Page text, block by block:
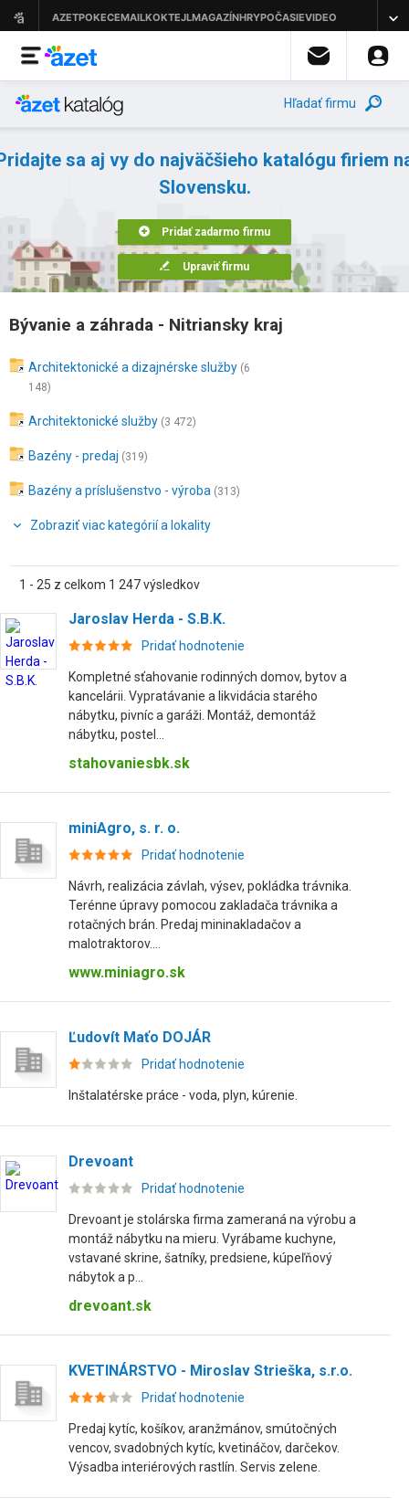
Hľadať firmu
sa aj vy do najväčšieho katalógu firiem
Slovensku.
Pridať zadarmo firmu
Upraviť firmu
Bývanie a záhrada - Nitriansky kraj
Architektonické a dizajnérske služby (6
148)
Architektonické služby (3 472)
Bazény - predaj (319)
Bazény a príslušenstvo - výroba (313)
Zobraziť viac kategórií a lokality
1 - 25 z celkom 1 247 výsledkov
Jaroslav Herda - S.B.K.
Pridať hodnotenie
Kompletné sťahovanie rodinných domov, bytov a
kancelárii. Vypratávanie a likvidácia starého
nábytku, pivníc a garáži. Montáž, demontáž
nábytku, postel...
stahovaniesbk.sk
miniAgro, s. r. o.
Pridať hodnotenie
Návrh, realizácia závlah, výsev, pokládka trávnika.
Terénne úpravy pomocou zakladača trávnika a
rotačných brán. Predaj mininakladačov a
malotraktorov....
www.miniagro.sk
Ľudovít Maťo DOJÁR
Pridať hodnotenie
Inštalatérske práce - voda, plyn, kúrenie.
Drevoant
Pridať hodnotenie
Drevoant je stolárska firma zameraná na výrobu a
montáž nábytku na mieru. Vyrábame kuchyne,
vstavané skrine, šatníky, predsiene, kúpeľňový
nábytok a p...
drevoant.sk
KVETINÁRSTVO - Miroslav Strieška, s.r.o.
Pridať hodnotenie
Predaj kytíc, košíkov, aranžmánov, smútočných
vencov, svadobných kytíc, kvetináčov, darčekov.
Výsadba interiérových rastlín. Servis zelene.